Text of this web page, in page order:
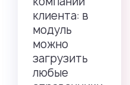
клиента: в
модуль
можно
загрузить
любые